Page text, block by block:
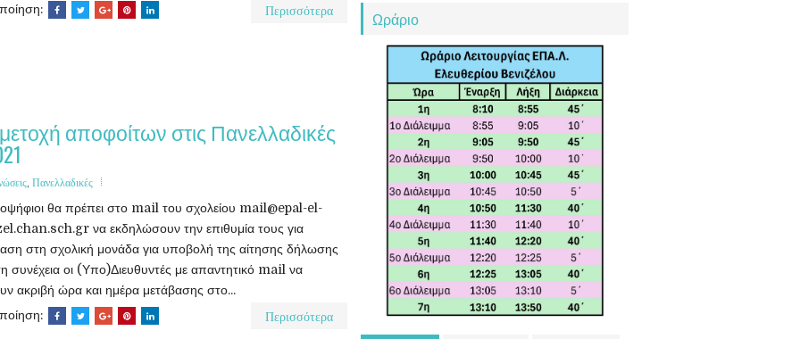
Περισσότερα
αποφοίτων στις Πανελλαδικές
, Πανελλαδικές
θα πρέπει στο mail του σχολείου mail@epal-el-
να εκδηλώσουν την επιθυμία τους για
στη σχολική μονάδα για υποβολή της αίτησης δήλωσης
συνέχεια οι (Υπο)Διευθυντές με απαντητικό mail να
ακριβή ώρα και ημέρα μετάβασης στο...
Περισσότερα
Ωράριο